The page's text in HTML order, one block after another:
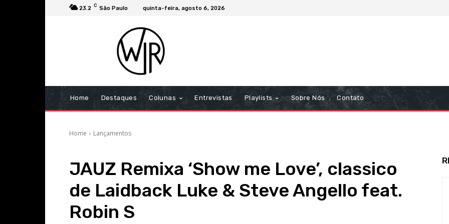
23.2 C São Paulo quinta-feira, agosto 6, 2026
Home Destaques Colunas Entrevistas Playlists Sobre Nós Contato
Home Lançamentos
JAUZ Remixa ‘Show me Love’, classico
de Laidback Luke & Steve Angello feat.
Robin S